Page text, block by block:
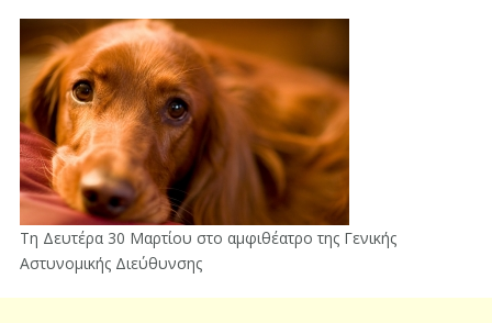
Τη Δευτέρα 30 Μαρτίου στο αμφιθέατρο της Γενικής
Αστυνομικής Διεύθυνσης